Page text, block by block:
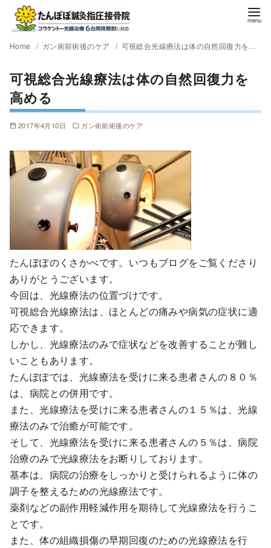
Home ガン術前術後のケア 可視総合光線療法は体の自然回復力を高める
可視総合光線療法は体の自然回復力を
高める
2017年4月10日 ガン術前術後のケア
たんぽぽのくさかべです。いつもブログをご覧くださり
ありがとうございます。
今回は、光線療法の位置づけです。
可視総合光線療法は、ほとんどの痛みや病気の症状に適
応できます。
しかし、光線療法のみで症状などを改善することが難し
いこともあります。
たんぽぽでは、光線療法を受けに来る患者さんの８０％
は、病院との併用です。
また、光線療法を受けに来る患者さんの１５％は、光線
療法のみで治癒が可能です。
そして、光線療法を受けに来る患者さんの５％は、病院
治療のみで光線療法をお断りしております。
基本は、病院の治療をしっかりと受けられるように体の
調子を整えるための光線療法です。
薬剤などの副作用軽減作用を期待して光線療法を行うこ
とです。
また、体の組織損傷の早期回復のための光線療法を行